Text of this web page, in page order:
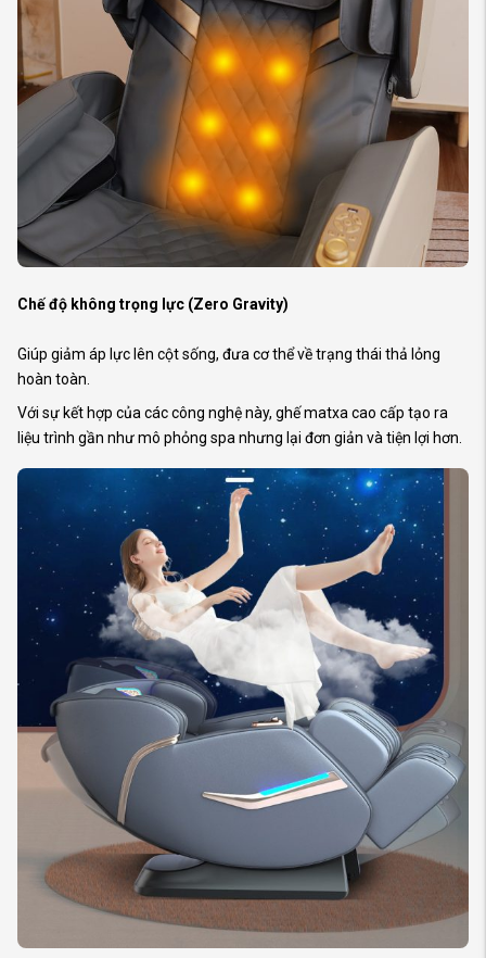
Chế độ không trọng lực (Zero Gravity)
Giúp giảm áp lực lên cột sống, đưa cơ thể về trạng thái thả lỏng
hoàn toàn.
Với sự kết hợp của các công nghệ này, ghế matxa cao cấp tạo ra
liệu trình gần như mô phỏng spa nhưng lại đơn giản và tiện lợi hơn.